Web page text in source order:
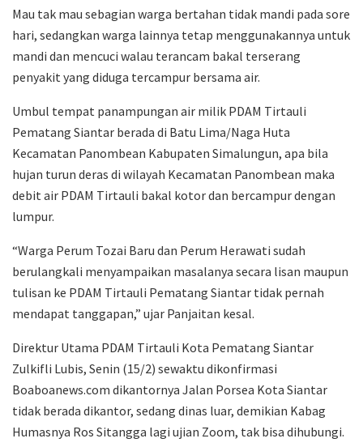
Mau tak mau sebagian warga bertahan tidak mandi pada sore
hari, sedangkan warga lainnya tetap menggunakannya untuk
mandi dan mencuci walau terancam bakal terserang
penyakit yang diduga tercampur bersama air.
Umbul tempat panampungan air milik PDAM Tirtauli
Pematang Siantar berada di Batu Lima/Naga Huta
Kecamatan Panombean Kabupaten Simalungun, apa bila
hujan turun deras di wilayah Kecamatan Panombean maka
debit air PDAM Tirtauli bakal kotor dan bercampur dengan
lumpur.
“Warga Perum Tozai Baru dan Perum Herawati sudah
berulangkali menyampaikan masalanya secara lisan maupun
tulisan ke PDAM Tirtauli Pematang Siantar tidak pernah
mendapat tanggapan,” ujar Panjaitan kesal.
Direktur Utama PDAM Tirtauli Kota Pematang Siantar
Zulkifli Lubis, Senin (15/2) sewaktu dikonfirmasi
Boaboanews.com dikantornya Jalan Porsea Kota Siantar
tidak berada dikantor, sedang dinas luar, demikian Kabag
Humasnya Ros Sitangga lagi ujian Zoom, tak bisa dihubungi.